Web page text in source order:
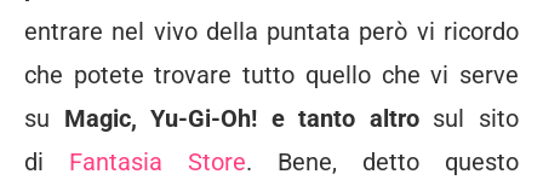
entrare nel vivo della puntata però vi ricordo
che potete trovare tutto quello che vi serve
su Magic, Yu-Gi-Oh! e tanto altrosul sito
di Fantasia Store. Bene, detto questo